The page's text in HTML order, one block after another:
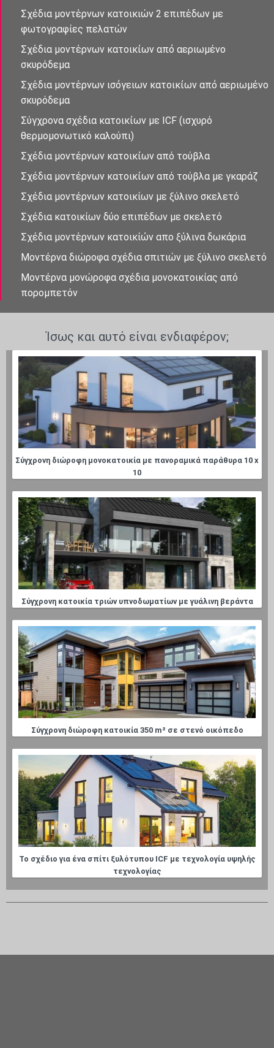
Σχέδια μοντἐρνων κατοικιών 2 επιπἐδων με
φωτογραφίες πελατών
Σχἐδια μοντἐρνων κατοικἰων απὀ αεριωμένο
σκυρόδεμα
Σχἐδια μοντἐρνων ισὀγειων κατοικἰων απὀ αεριωμένο
σκυρόδεμα
Σύγχρονα σχέδια κατοικἰων με ICF (ισχυρό
θερμομονωτικό καλούπι)
Σχέδια μοντέρνων κατοικἰων από τούβλα
Σχέδια μοντέρνων κατοικἰων από τούβλα με γκαράζ
Σχέδια μοντέρνων κατοικίων με ξύλινο σκελετό
Σχέδια κατοικίων δὐο επιπἐδων με σκελετό
Σχέδια μοντἐρνων κατοικίὠν απο ξὐλινα δωκάρια
Μοντέρνα διώροφα σχέδια σπιτιών με ξύλινο σκελετό
Μοντέρνα μονώροφα σχέδια μονοκατοικίας από
πορομπετόν
Ίσως και αυτό είναι ενδιαφέρον;
Σύγχρονη διώροφη μονοκατοικία με πανοραμικά παράθυρα 10 x
10
Σύγχρονη κατοικία τριών υπνοδωματίων με γυάλινη βεράντα
Σύγχρονη διώροφη κατοικία 350 m² σε στενό οικόπεδο
Το σχέδιο για ένα σπίτι ξυλότυπου ICF με τεχνολογία υψηλής
τεχνολογίας